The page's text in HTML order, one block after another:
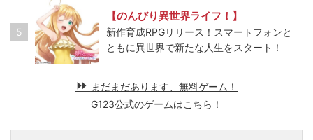
5
【のんびり異世界ライフ！】
新作育成RPGリリース！スマートフォンと
ともに異世界で新たな人生をスタート！
まだまだあります、無料ゲーム！
G123公式のゲームはこちら！